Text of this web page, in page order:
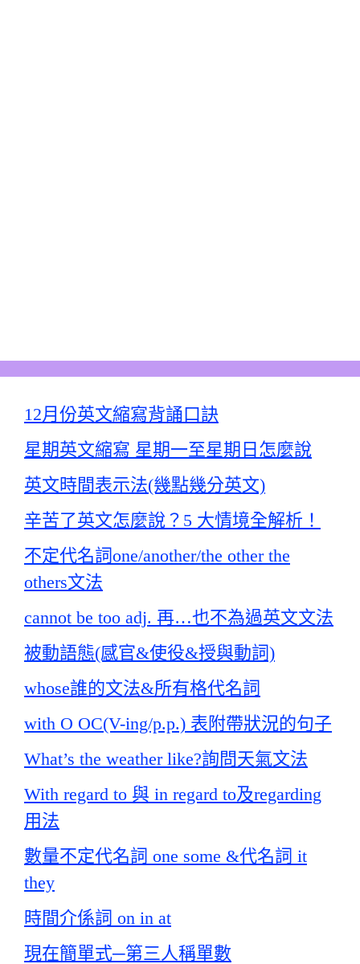
12月份英文縮寫背誦口訣
星期英文縮寫 星期一至星期日怎麼說
英文時間表示法(幾點幾分英文)
辛苦了英文怎麼說？5 大情境全解析！
不定代名詞one/another/the other the
others文法
cannot be too adj. 再…也不為過英文文法
被動語態(感官&使役&授與動詞)
whose誰的文法&所有格代名詞
with O OC(V-ing/p.p.) 表附帶狀況的句子
What’s the weather like?詢問天氣文法
With regard to 與 in regard to及regarding
用法
數量不定代名詞 one some &代名詞 it
they
時間介係詞 on in at
現在簡單式─第三人稱單數